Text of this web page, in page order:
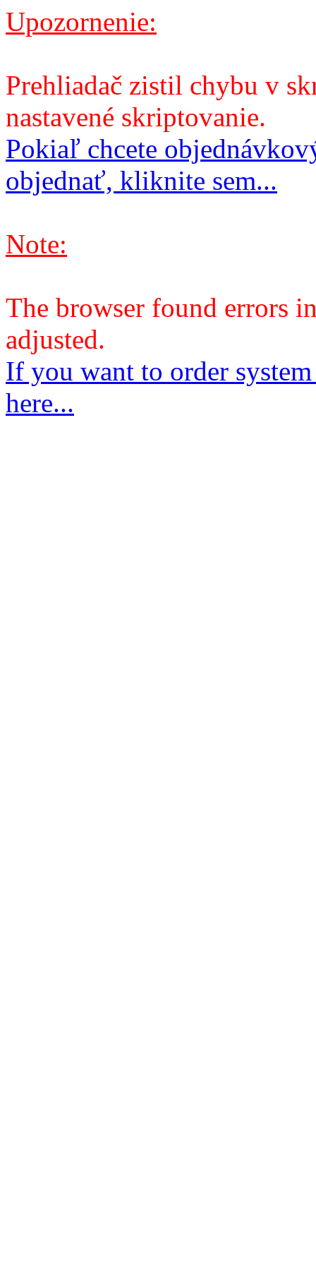
Upozornenie:
Prehliadač zistil chybu v
nastavené skriptovanie.
Pokiaľ chcete
objednať, kliknite sem...
Note:
The browser found errors
adjusted.
If you want to order
here...